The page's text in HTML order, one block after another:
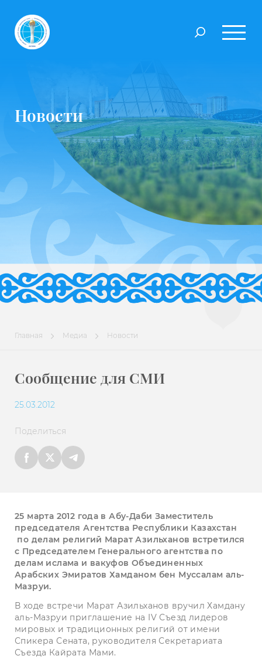
Новости
Главная Медиа Новости
Сообщение для СМИ
25.03.2012
Поделиться
25 марта 2012 года в Абу-Даби Заместитель
председателя Агентства Республики Казахстан
по делам религий Марат Азильханов встретился
с Председателем Генерального агентства по
делам ислама и вакуфов Объединенных
Арабских Эмиратов Хамданом бен Муссалам аль-
Мазруи.
В ходе встречи Марат Азильханов вручил Хамдану
аль-Мазруи приглашение на IV Съезд лидеров
мировых и традиционных религий от имени
Спикера Сената, руководителя Секретариата
Съезда Кайрата Мами.